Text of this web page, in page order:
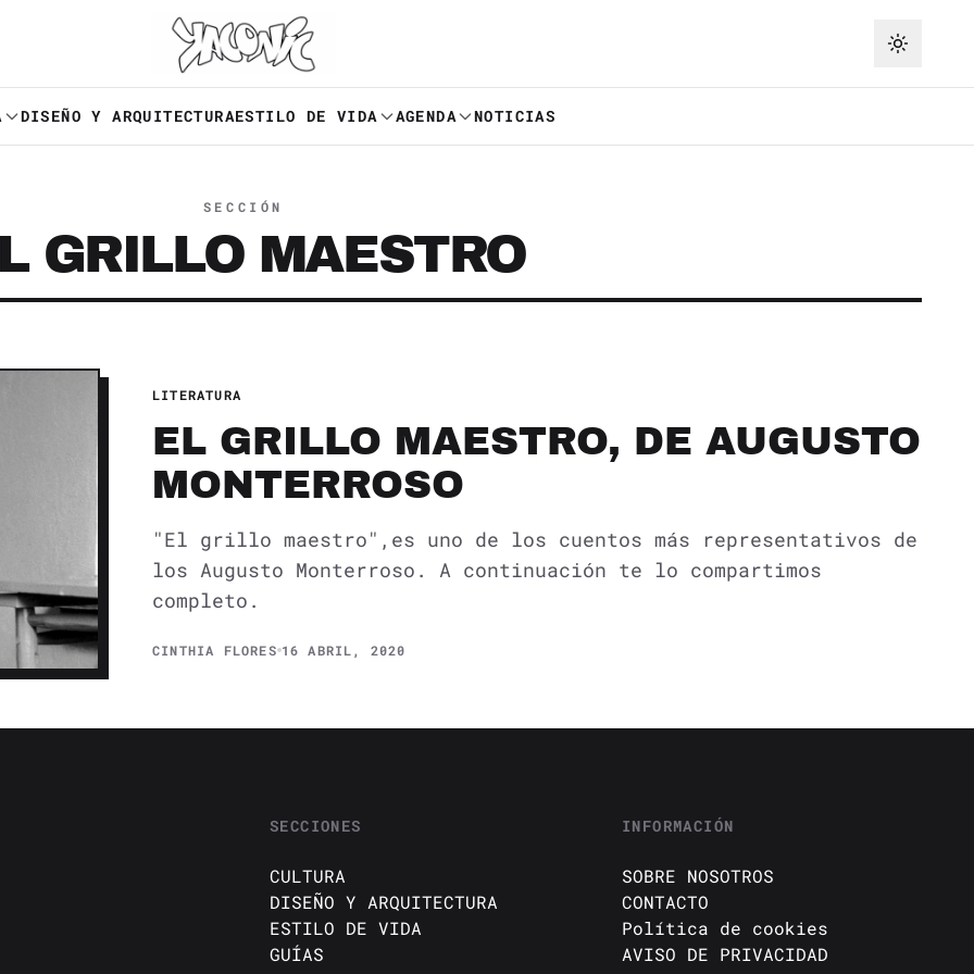
DISEÑO Y ARQUITECTURAESTILO DE VIDA AGENDA NOTICIAS
SECCIÓN
GRILLO MAESTRO
LITERATURA
EL GRILLO MAESTRO, DE AUGUSTO
MONTERROSO
"El grillo maestro",es uno de los cuentos más representativos de
los Augusto Monterroso. A continuación te lo compartimos
completo.
CINTHIA FLORES 16 ABRIL, 2020
SECCIONES
CULTURA
DISEÑO Y ARQUITECTURA
ESTILO DE VIDA
GUÍAS
INFORMACIÓN
SOBRE NOSOTROS
CONTACTO
Política de cookies
AVISO DE PRIVACIDAD